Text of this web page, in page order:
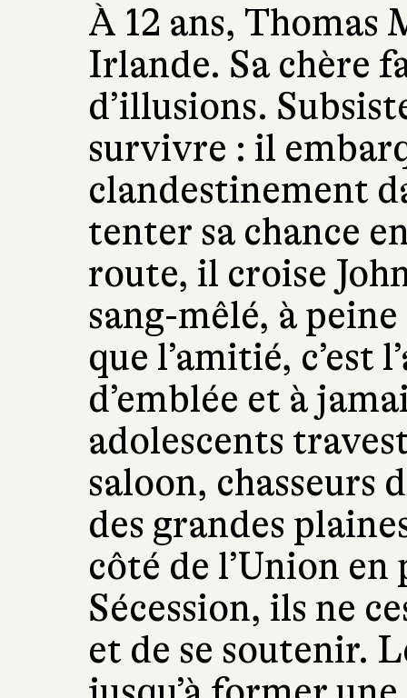
À 12 ans, Thomas
Irlande. Sa chère
d’illusions.
survivre : il
clandestinement
tenter sa chance
route, il croise
sang-mêlé, à
que l’amitié, c’est
d’emblée et à
adolescents
saloon, chasseurs
des grandes
côté de l’Union
Sécession, ils ne
et de se soutenir.